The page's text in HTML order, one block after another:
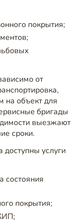
покрытия;
от
объект для
бригады
выезжают
сроки.
доступны услуги
состояния
покрытия;